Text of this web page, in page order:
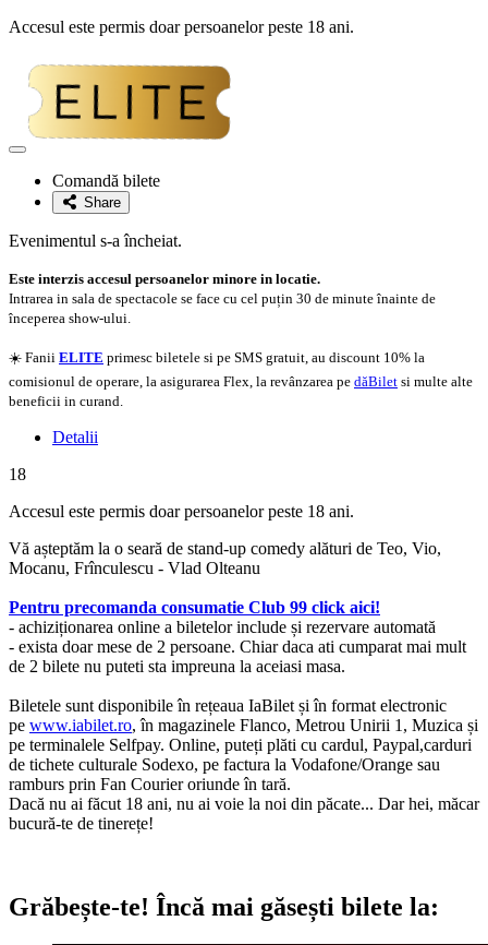
Accesul este permis doar persoanelor peste 18 ani.
Adaugă
favoriteComandă bilete
Share
Evenimentul s-a încheiat.
Este interzis accesul persoanelor minore in locatie.
Intrarea in sala de spectacole se face cu cel puțin 30 de minute înainte de
începerea show-ului.
☀️ Fanii ELITE primesc biletele si pe SMS gratuit, au discount 10% la
comisionul de operare, la asigurarea Flex, la revânzarea pe dăBilet si multe alte
beneficii in curand.
Detalii
18
Accesul este permis doar persoanelor peste 18 ani.
Vă așteptăm la o seară de stand-up comedy alături de Teo, Vio,
Mocanu, Frînculescu - Vlad Olteanu
Pentru precomanda consumatie Club 99 click aici!
- achiziționarea online a biletelor include și rezervare automată
- exista doar mese de 2 persoane. Chiar daca ati cumparat mai mult
de 2 bilete nu puteti sta impreuna la aceiasi masa.
Biletele sunt disponibile în rețeaua IaBilet și în format electronic
pe www.iabilet.ro, în magazinele Flanco, Metrou Unirii 1, Muzica și
pe terminalele Selfpay. Online, puteți plăti cu cardul, Paypal,carduri
de tichete culturale Sodexo, pe factura la Vodafone/Orange sau
ramburs prin Fan Courier oriunde în tară.
Dacă nu ai făcut 18 ani, nu ai voie la noi din păcate... Dar hei, măcar
bucură-te de tinerețe!
Grăbește-te! Încă mai găsești bilete la: